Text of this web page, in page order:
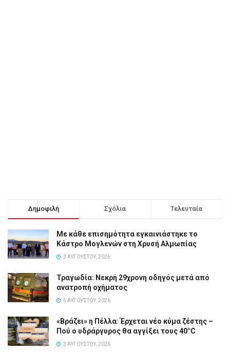
Δημοφιλή Σχόλια Τελευταία
Με κάθε επισημότητα εγκαινιάστηκε το
Κάστρο Μογλενών στη Χρυσή Αλμωπίας
2 ΑΥΓΟΎΣΤΟΥ, 2026
Τραγωδία: Νεκρή 29χρονη οδηγός μετά από
ανατροπή οχήματος
5 ΑΥΓΟΎΣΤΟΥ, 2026
«Βράζει» η Πέλλα: Έρχεται νέο κύμα ζέστης –
Πού ο υδράργυρος θα αγγίξει τους 40°C
3 ΑΥΓΟΎΣΤΟΥ, 2026